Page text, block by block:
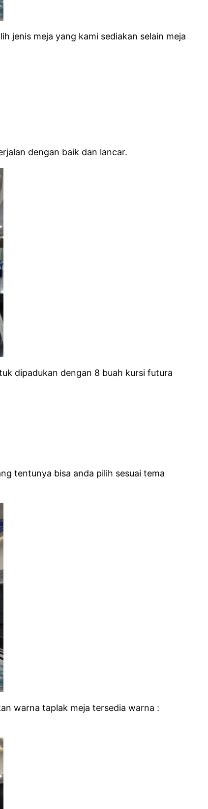
jenis meja yang kami sediakan selain meja
dengan baik dan lancar.
dipadukan dengan 8 buah kursi futura
tentunya bisa anda pilih sesuai tema
warna taplak meja tersedia warna :